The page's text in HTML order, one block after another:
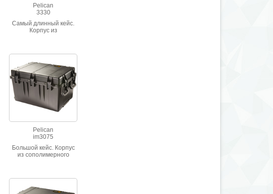
Pelican
3330
Самый длинный кейс.
Корпус из
Герметичный IP-67
Pelican
im3075
Большой кейс. Корпус
из сополимерного